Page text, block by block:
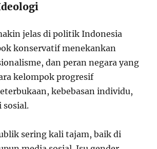
jelas di politik Indonesia
konservatif menekankan
dan peran negara yang
kelompok progresif
kebebasan individu,
sosial.
sering kali tajam, baik di